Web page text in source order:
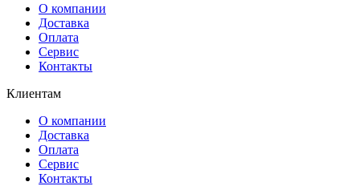
О компании
Доставка
Оплата
Сервис
Контакты
Клиентам
О компании
Доставка
Оплата
Сервис
Контакты